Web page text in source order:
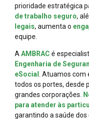
prioridade estratégica
de trabalho seguro,
legais, aumenta o
equipe.
A AMBRAC é
Engenharia de
eSocial . Atuamos
todos os portes, desde
grandes corporações.
para atender às
garantindo a saúde